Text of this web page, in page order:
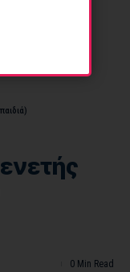
0 Min Read